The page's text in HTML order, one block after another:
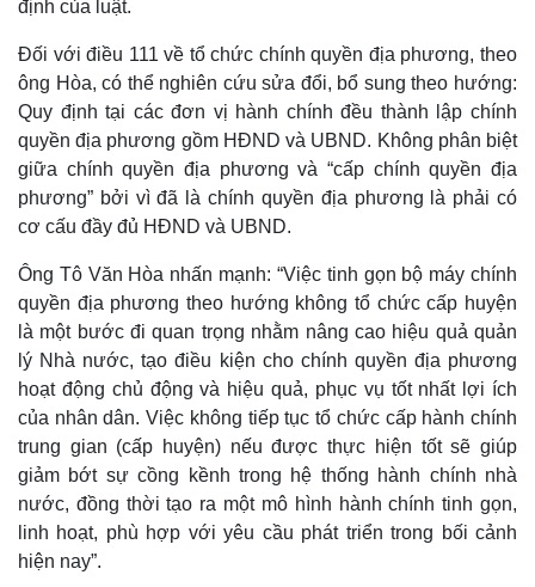
Thể thao
Bóng đá
Lịch thi đấu bóng đá
Thế giới thể thao
eSports
Hậu trường
Ô tô - Xe máy
Ô tô
Xe máy
Tư vấn
định của luật.
Đối với điều 111 về tổ chức chính quyền địa phương, theo
ông Hòa, có thể nghiên cứu sửa đổi, bổ sung theo hướng:
Quy định tại các đơn vị hành chính đều thành lập chính
quyền địa phương gồm HĐND và UBND. Không phân biệt
giữa chính quyền địa phương và “cấp chính quyền địa
phương” bởi vì đã là chính quyền địa phương là phải có
cơ cấu đầy đủ HĐND và UBND.
Ông Tô Văn Hòa nhấn mạnh: “Việc tinh gọn bộ máy chính
quyền địa phương theo hướng không tổ chức cấp huyện
là một bước đi quan trọng nhằm nâng cao hiệu quả quản
lý Nhà nước, tạo điều kiện cho chính quyền địa phương
hoạt động chủ động và hiệu quả, phục vụ tốt nhất lợi ích
của nhân dân. Việc không tiếp tục tổ chức cấp hành chính
trung gian (cấp huyện) nếu được thực hiện tốt sẽ giúp
giảm bớt sự cồng kềnh trong hệ thống hành chính nhà
nước, đồng thời tạo ra một mô hình hành chính tinh gọn,
linh hoạt, phù hợp với yêu cầu phát triển trong bối cảnh
hiện nay”.